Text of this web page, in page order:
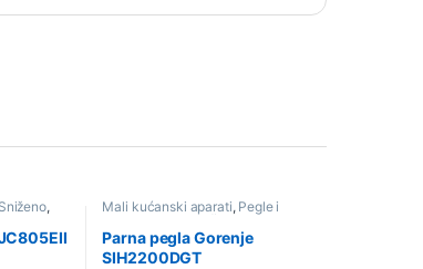
Sniženo,
Mali kućanski aparati, Pegle i
Sniženo
Parna pegla Gorenje
SIH2200DGT